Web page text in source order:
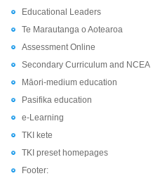
Educational Leaders
Te Marautanga o Aotearoa
Assessment Online
Secondary Curriculum and NCEA
Māori-medium education
Pasifika education
e-Learning
TKI kete
TKI preset homepages
Footer: